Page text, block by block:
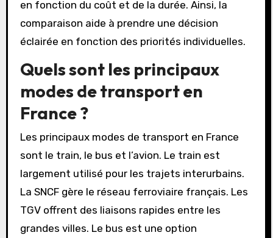
en fonction du coût et de la durée. Ainsi, la
comparaison aide à prendre une décision
éclairée en fonction des priorités individuelles.
Quels sont les principaux
modes de transport en
France ?
Les principaux modes de transport en France
sont le train, le bus et l’avion. Le train est
largement utilisé pour les trajets interurbains.
La SNCF gère le réseau ferroviaire français. Les
TGV offrent des liaisons rapides entre les
grandes villes. Le bus est une option